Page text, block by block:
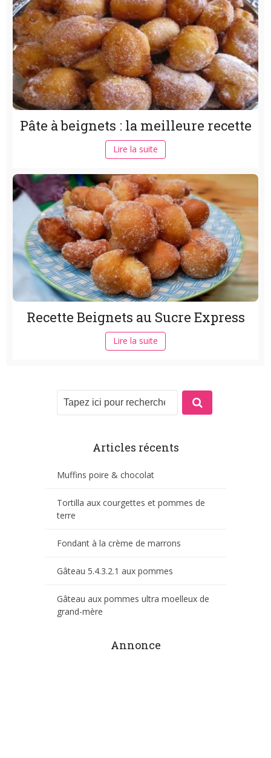
Pâte à beignets : la meilleure recette
Lire la suite
Recette Beignets au Sucre Express
Lire la suite
Articles récents
Muffins poire & chocolat
Tortilla aux courgettes et pommes de
terre
Fondant à la crème de marrons
Gâteau 5.4.3.2.1 aux pommes
Gâteau aux pommes ultra moelleux de
grand-mère
Annonce